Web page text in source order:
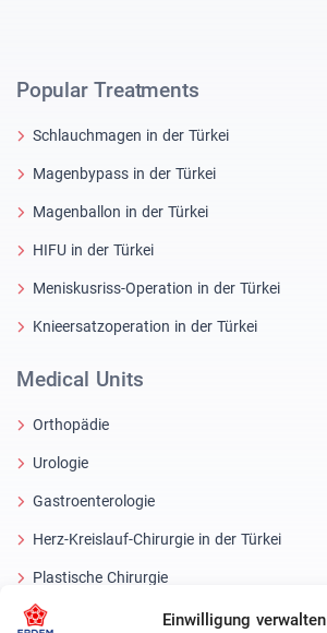
Einwilligung verwalten
Popular Treatments
Schlauchmagen in der Türkei
Magenbypass in der Türkei
Magenballon in der Türkei
HIFU in der Türkei
Meniskusriss-Operation in der Türkei
Knieersatzoperation in der Türkei
Medical Units
Orthopädie
Urologie
Gastroenterologie
Herz-Kreislauf-Chirurgie in der Türkei
Plastische Chirurgie
Haartransplantationsbehandlungen